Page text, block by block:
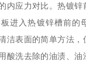
内应力对比。热镀
进入热镀锌槽前的
洁表面的简单方法，
酸洗去除的油渍、油